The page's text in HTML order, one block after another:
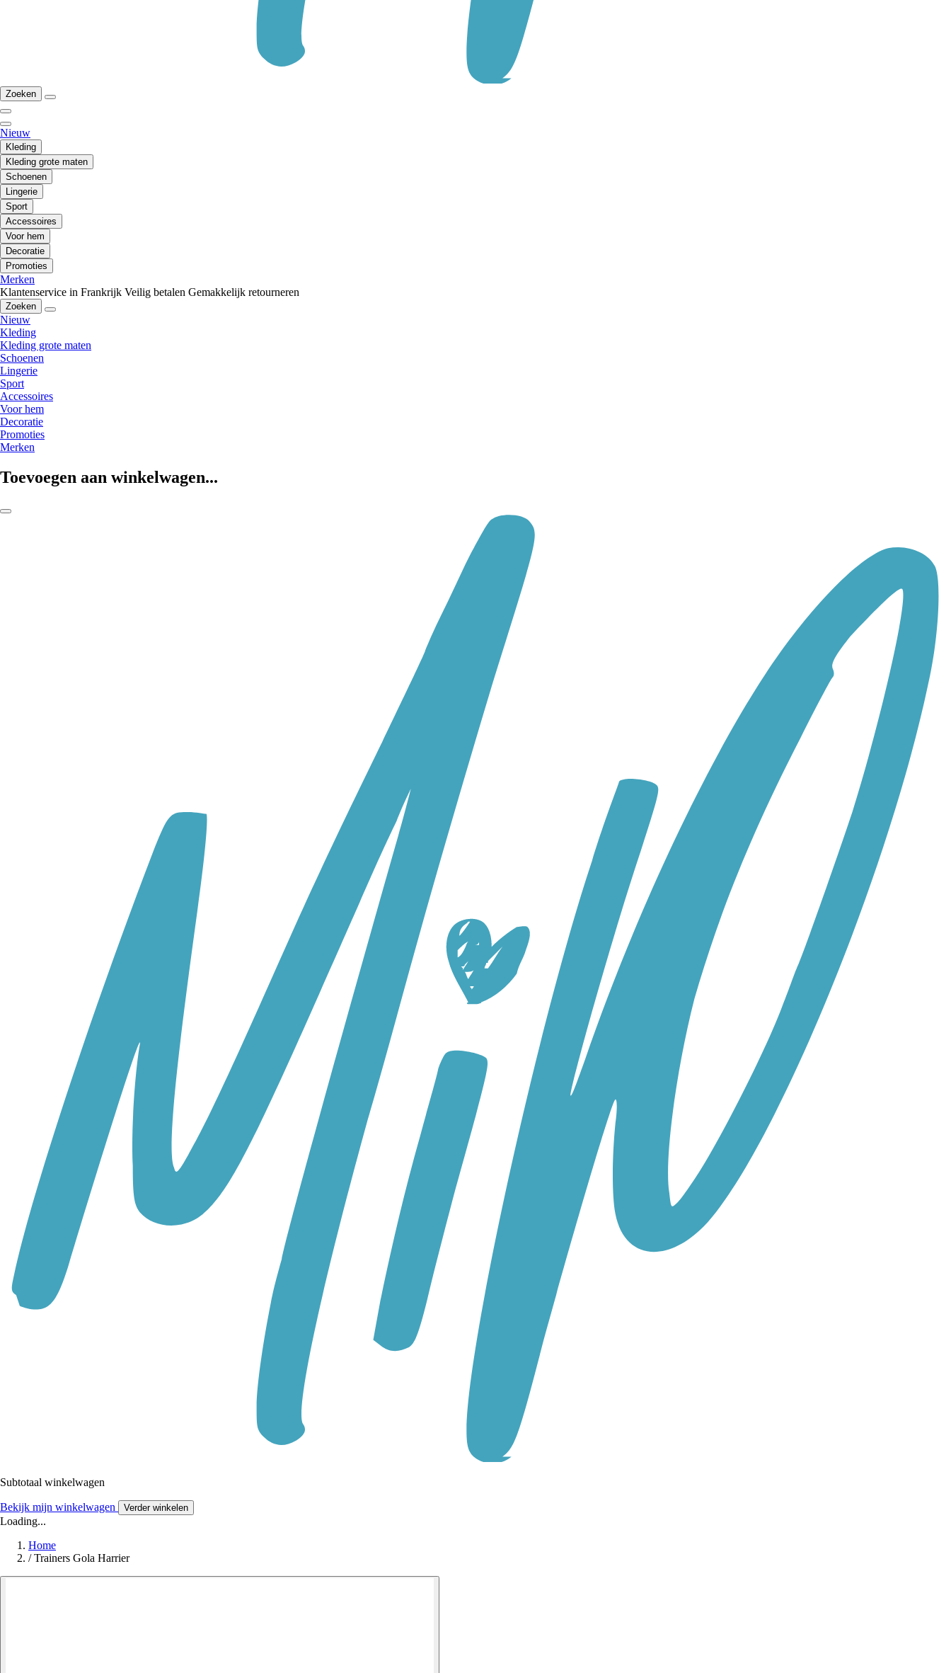
Zoeken
Nieuw
Kleding
Kleding grote maten
Schoenen
Lingerie
Sport
Accessoires
Voor hem
Decoratie
Promoties
Merken
Klantenservice in Frankrijk Veilig betalen Gemakkelijk retourneren
Zoeken
Nieuw
Kleding
Kleding grote maten
Schoenen
Lingerie
Sport
Accessoires
Voor hem
Decoratie
Promoties
Merken
Toevoegen aan winkelwagen...
Subtotaal winkelwagen
Bekijk mijn winkelwagen Verder winkelen
Loading...
Home
/ Trainers Gola Harrier